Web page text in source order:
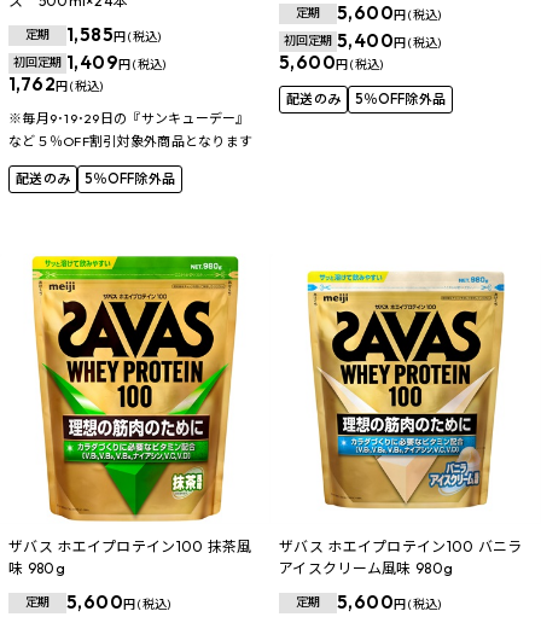
定期 1,585円 (税込)
初回定期 1,409円 (税込)
1,762円 (税込)
※毎月9･19･29日の『サンキューデー』
など５％OFF割引対象外商品となります
配送のみ 5％OFF除外品
定期 5,600円 (税込)
初回定期 5,400円 (税込)
5,600円 (税込)
配送のみ 5％OFF除外品
ザバス ホエイプロテイン100 抹茶風
味 980g
定期 5,600円 (税込)
ザバス ホエイプロテイン100 バニラ
アイスクリーム風味 980g
定期 5,600円 (税込)